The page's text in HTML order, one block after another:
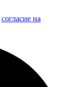
согласие на